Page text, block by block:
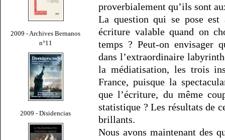
2009 - Archives Bernanos
n°11
2009 - Disidencias
proverbialement qu’ils sont
La question qui se pose
écriture valable quand on
temps ? Peut-on envisager
dans l’extraordinaire
la médiatisation, les trois
France, puisque la
que l’écriture, du même
statistique ? Les résultats de
brillants.
Nous avons maintenant des